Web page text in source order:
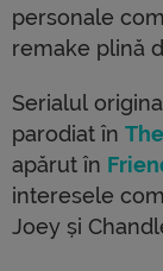
personale
remake plină
Serialul
parodiat în
apărut în
interesele
Joey și